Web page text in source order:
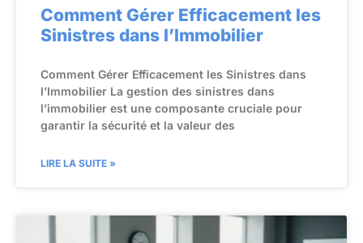
Comment Gérer Efficacement les
Sinistres dans l’Immobilier
Comment Gérer Efficacement les Sinistres dans
l’Immobilier La gestion des sinistres dans
l’immobilier est une composante cruciale pour
garantir la sécurité et la valeur des
LIRE LA SUITE »